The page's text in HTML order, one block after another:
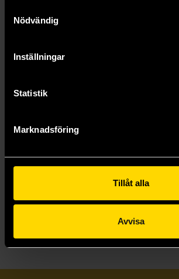
Nödvändig
Inställningar
Statistik
Marknadsföring
Tillåt alla
Avvisa
Feng Yu Nie
239 kr
Läs mer